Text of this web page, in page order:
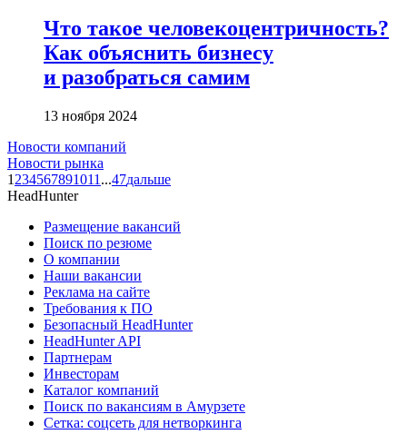
Что такое человеко­центричность?
Как объяснить бизнесу
и разобраться самим
13 ноября 2024
Новости компаний
Новости рынка
1 234567891011 ...47дальше
HeadHunter
Размещение вакансий
Поиск по резюме
О компании
Наши вакансии
Реклама на сайте
Требования к ПО
Безопасный HeadHunter
HeadHunter API
Партнерам
Инвесторам
Каталог компаний
Поиск по вакансиям в Амурзете
Сетка: соцсеть для нетворкинга